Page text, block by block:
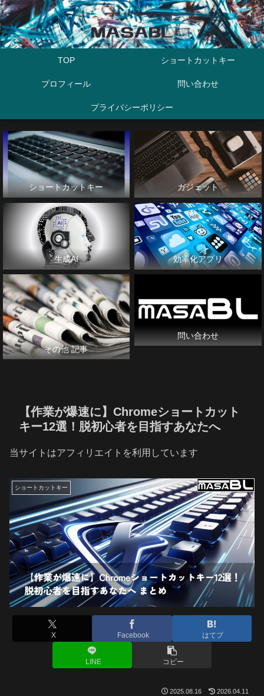
TOP ショートカットキー
プロフィール 問い合わせ
プライバシーポリシー
ショートカットキー ガジェット
生成AI 効率化アプリ
その他 記事
問い合わせ
【作業が爆速に】Chromeショートカット
キー12選！脱初心者を目指すあなたへ
当サイトはアフィリエイトを利用しています
ショートカットキー
X Facebook はてブ
LINE コピー
2025.08.16 2026.04.11